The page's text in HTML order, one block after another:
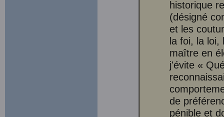
historique
(désigné
et les
la foi, la loi,
maître en
j'évite «
de
pénible et